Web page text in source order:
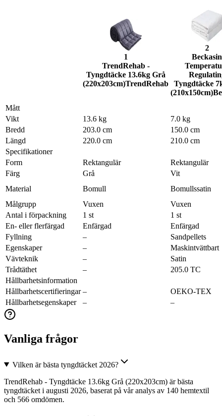
1
TrendRehab -
Tyngdtäcke 13.6kg Grå
(220x203cm)TrendRehab
2
Beckasin
Tyngdtäcke
(210x150cm)
Mått
Vikt
13.6 kg
7.0 kg
Bredd
203.0 cm
150.0 cm
Längd
220.0 cm
210.0 cm
Specifikationer
Form
Rektangulär
Rektangulär
Färg
Grå
Vit
Material
Bomull
Bomullssatin
Målgrupp
Vuxen
Vuxen
Antal i förpackning
1 st
1 st
En- eller flerfärgad
Enfärgad
Enfärgad
Fyllning
–
Sandpellets
Egenskaper
–
Maskintvättbart
Vävteknik
–
Satin
Trådtäthet
–
205.0 TC
Hållbarhetsinformation
Hållbarhetscertifieringar –
OEKO-TEX
Hållbarhetsegenskaper
– –
Vanliga frågor
Vilken är bästa tyngdtäcket 2026?
TrendRehab - Tyngdtäcke 13.6kg Grå (220x203cm) är bästa
tyngdtäcket i augusti 2026, baserat på vår analys av 140 hemtextil
och 566 omdömen.